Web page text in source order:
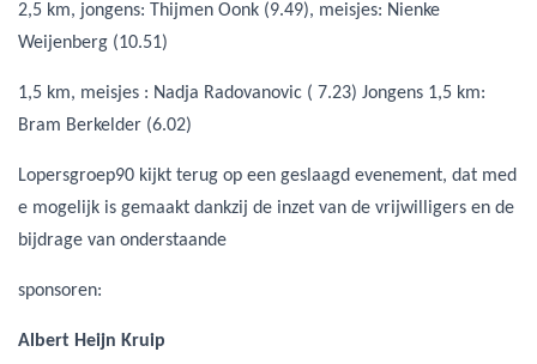
2,5 km, jongens: Thijmen Oonk (9.49), meisjes: Nienke
Weijenberg (10.51)
1,5 km, meisjes : Nadja Radovanovic ( 7.23) Jongens 1,5 km:
Bram Berkelder (6.02)
Lopersgroep90 kijkt terug op een geslaagd evenement, dat med
e mogelijk is gemaakt dankzij de inzet van de vrijwilligers en de
bijdrage van onderstaande
sponsoren:
Albert Heijn Kruip